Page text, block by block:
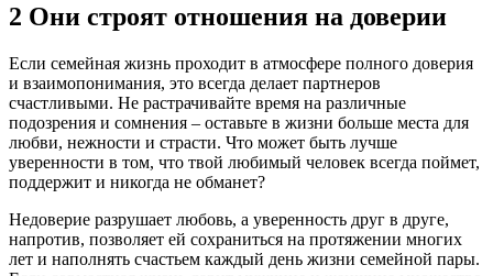
2 Они строят отношения на доверии
Если семейная жизнь проходит в атмосфере полного доверия
и взаимопонимания, это всегда делает партнеров
счастливыми. Не растрачивайте время на различные
подозрения и сомнения – оставьте в жизни больше места для
любви, нежности и страсти. Что может быть лучше
уверенности в том, что твой любимый человек всегда поймет,
поддержит и никогда не обманет?
Недоверие разрушает любовь, а уверенность друг в друге,
напротив, позволяет ей сохраниться на протяжении многих
лет и наполнять счастьем каждый день жизни семейной пары.